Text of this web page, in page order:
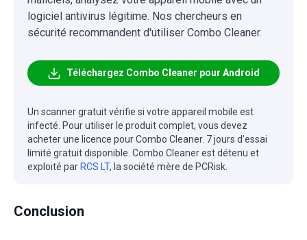
logiciel antivirus légitime. Nos chercheurs en
sécurité recommandent d'utiliser Combo Cleaner.
Téléchargez Combo Cleaner pour Android
Un scanner gratuit vérifie si votre appareil mobile est
infecté. Pour utiliser le produit complet, vous devez
acheter une licence pour Combo Cleaner. 7 jours d’essai
limité gratuit disponible. Combo Cleaner est détenu et
exploité par RCS LT, la société mère de PCRisk.
Conclusion